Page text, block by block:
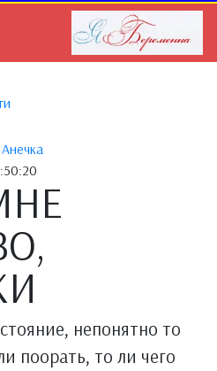
непонятно то
поорать, то ли чего